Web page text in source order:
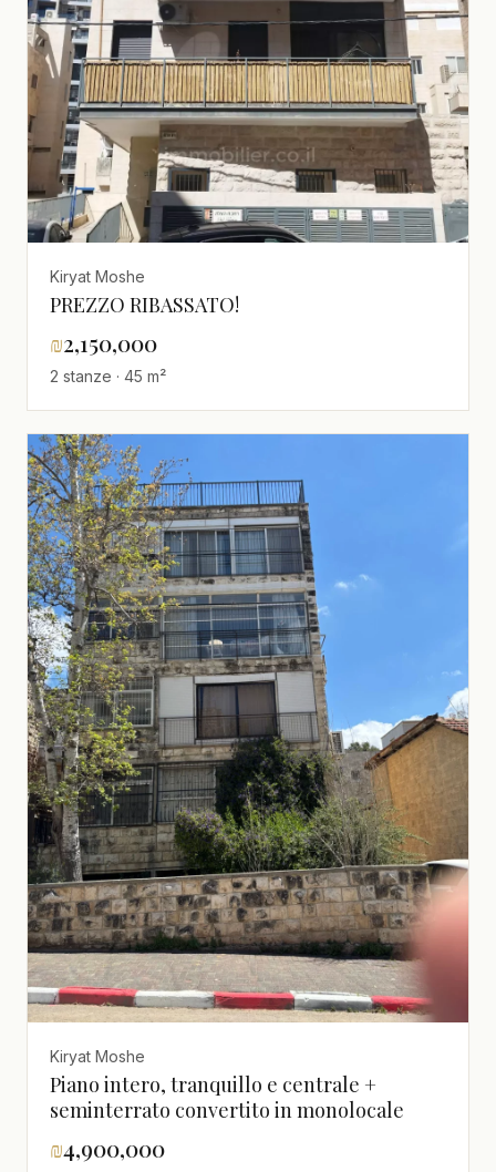
Kiryat Moshe
PREZZO RIBASSATO!
₪2,150,000
2 stanze · 45 m²
Kiryat Moshe
Piano intero, tranquillo e centrale +
seminterrato convertito in monolocale
₪4,900,000